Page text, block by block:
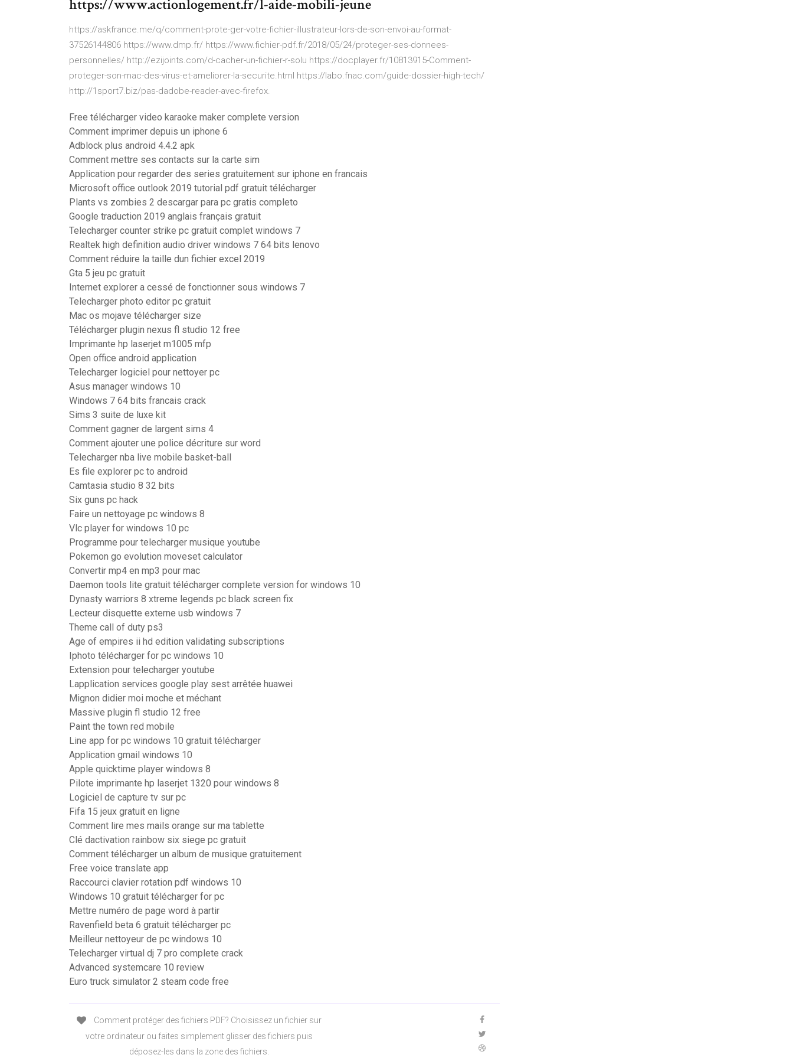
https://www.actionlogement.fr/l-aide-mobili-jeune
https://askfrance.me/q/comment-prote-ger-votre-fichier-illustrateur-lors-de-son-envoi-au-format-
37526144806 https://www.dmp.fr/ https://www.fichier-pdf.fr/2018/05/24/proteger-ses-donnees-
personnelles/ http://ezijoints.com/d-cacher-un-fichier-r-solu https://docplayer.fr/10813915-Comment-
proteger-son-mac-des-virus-et-ameliorer-la-securite.html https://labo.fnac.com/guide-dossier-high-tech/
http://1sport7.biz/pas-dadobe-reader-avec-firefox.
Free télécharger video karaoke maker complete version
Comment imprimer depuis un iphone 6
Adblock plus android 4.4.2 apk
Comment mettre ses contacts sur la carte sim
Application pour regarder des series gratuitement sur iphone en francais
Microsoft office outlook 2019 tutorial pdf gratuit télécharger
Plants vs zombies 2 descargar para pc gratis completo
Google traduction 2019 anglais français gratuit
Telecharger counter strike pc gratuit complet windows 7
Realtek high definition audio driver windows 7 64 bits lenovo
Comment réduire la taille dun fichier excel 2019
Gta 5 jeu pc gratuit
Internet explorer a cessé de fonctionner sous windows 7
Telecharger photo editor pc gratuit
Mac os mojave télécharger size
Télécharger plugin nexus fl studio 12 free
Imprimante hp laserjet m1005 mfp
Open office android application
Telecharger logiciel pour nettoyer pc
Asus manager windows 10
Windows 7 64 bits francais crack
Sims 3 suite de luxe kit
Comment gagner de largent sims 4
Comment ajouter une police décriture sur word
Telecharger nba live mobile basket-ball
Es file explorer pc to android
Camtasia studio 8 32 bits
Six guns pc hack
Faire un nettoyage pc windows 8
Vlc player for windows 10 pc
Programme pour telecharger musique youtube
Pokemon go evolution moveset calculator
Convertir mp4 en mp3 pour mac
Daemon tools lite gratuit télécharger complete version for windows 10
Dynasty warriors 8 xtreme legends pc black screen fix
Lecteur disquette externe usb windows 7
Theme call of duty ps3
Age of empires ii hd edition validating subscriptions
Iphoto télécharger for pc windows 10
Extension pour telecharger youtube
Lapplication services google play sest arrêtée huawei
Mignon didier moi moche et méchant
Massive plugin fl studio 12 free
Paint the town red mobile
Line app for pc windows 10 gratuit télécharger
Application gmail windows 10
Apple quicktime player windows 8
Pilote imprimante hp laserjet 1320 pour windows 8
Logiciel de capture tv sur pc
Fifa 15 jeux gratuit en ligne
Comment lire mes mails orange sur ma tablette
Clé dactivation rainbow six siege pc gratuit
Comment télécharger un album de musique gratuitement
Free voice translate app
Raccourci clavier rotation pdf windows 10
Windows 10 gratuit télécharger for pc
Mettre numéro de page word à partir
Ravenfield beta 6 gratuit télécharger pc
Meilleur nettoyeur de pc windows 10
Telecharger virtual dj 7 pro complete crack
Advanced systemcare 10 review
Euro truck simulator 2 steam code free
Comment protéger des fichiers PDF? Choisissez un fichier sur
votre ordinateur ou faites simplement glisser des fichiers puis
déposez-les dans la zone des fichiers.